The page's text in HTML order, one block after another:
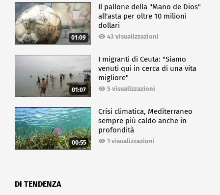
01:09
Il pallone della "Mano de Dios"
all'asta per oltre 10 milioni
dollari
43 visualizzazioni
01:07
I migranti di Ceuta: "Siamo
venuti qui in cerca di una vita
migliore"
5 visualizzazioni
00:55
Crisi climatica, Mediterraneo
sempre più caldo anche in
profondità
1 visualizzazioni
DI TENDENZA